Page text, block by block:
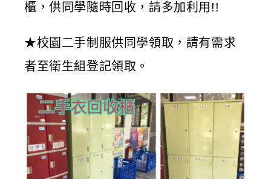
櫃，供同學隨時回收，請多加利用!!
★校園二手制服供同學領取，請有需求
者至衛生組登記領取。